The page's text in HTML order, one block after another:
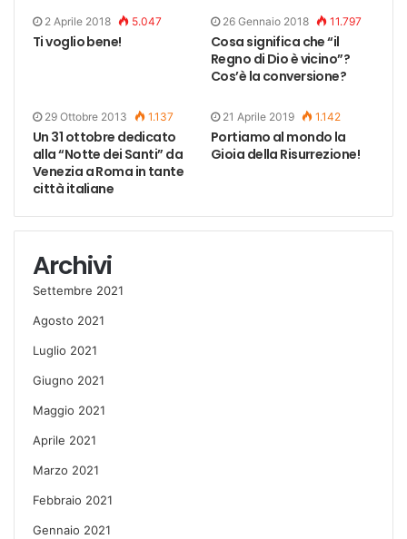
2 Aprile 2018 5.047
Ti voglio bene!
26 Gennaio 2018 11.797
Cosa significa che “il
Regno di Dio è vicino”?
Cos’è la conversione?
29 Ottobre 2013 1.137
Un 31 ottobre dedicato
alla “Notte dei Santi” da
Venezia a Roma in tante
città italiane
21 Aprile 2019 1.142
Portiamo al mondo la
Gioia della Risurrezione!
Archivi
Settembre 2021
Agosto 2021
Luglio 2021
Giugno 2021
Maggio 2021
Aprile 2021
Marzo 2021
Febbraio 2021
Gennaio 2021